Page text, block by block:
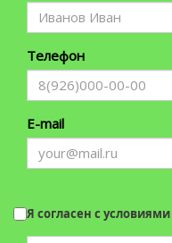
Телефон
E-mail
Я согласен с условиями